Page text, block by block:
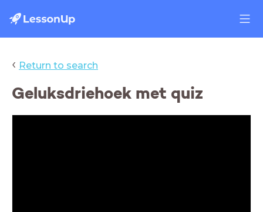
‹ Return to search
Geluksdriehoek met quiz